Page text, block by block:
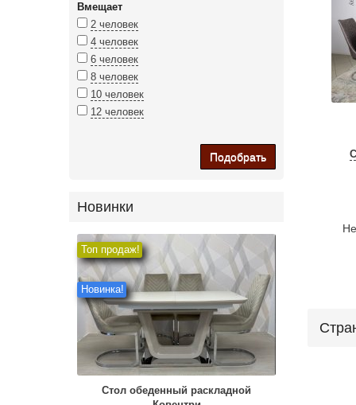
Вмещает
2 человек
4 человек
6 человек
8 человек
10 человек
12 человек
Подобрать
Новинки
Топ продаж!
Новинка!
Стол обеденный раскладной